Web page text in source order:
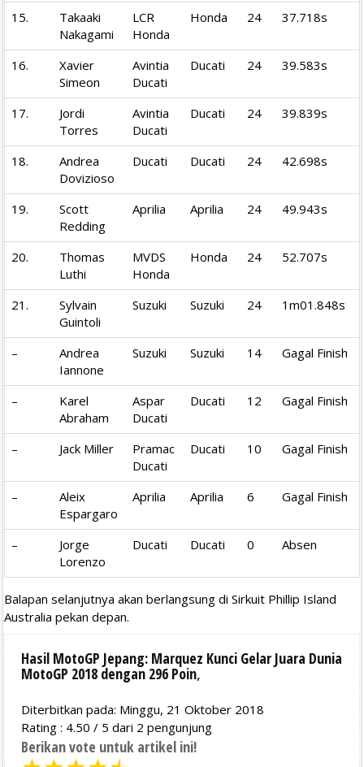
15.
Takaaki
Nakagami
LCR
Honda
Honda 24 37.718s
16.
Xavier
Simeon
Avintia
Ducati
Ducati 24 39.583s
17.
Jordi
Torres
Avintia
Ducati
Ducati 24 39.839s
18.
Andrea
Dovizioso
Ducati Ducati 24 42.698s
19.
Scott
Redding
Aprilia Aprilia 24 49.943s
20.
Thomas
Luthi
MVDS
Honda
Honda 24 52.707s
21.
Sylvain
Guintoli
Suzuki Suzuki 24 1m01.848s
–
Andrea
Iannone
Suzuki Suzuki 14 Gagal Finish
–
Karel
Abraham
Aspar
Ducati
Ducati 12 Gagal Finish
– Jack Miller
Pramac
Ducati
Ducati 10 Gagal Finish
–
Aleix
Espargaro
Aprilia Aprilia 6 Gagal Finish
–
Jorge
Lorenzo
Ducati Ducati 0 Absen
Balapan selanjutnya akan berlangsung di Sirkuit Phillip Island
Australia pekan depan.
Hasil MotoGP Jepang: Marquez Kunci Gelar Juara Dunia
MotoGP 2018 dengan 296 Poin,
Diterbitkan pada: Minggu, 21 Oktober 2018
Rating : 4.50 / 5 dari 2 pengunjung
Berikan vote untuk artikel ini!